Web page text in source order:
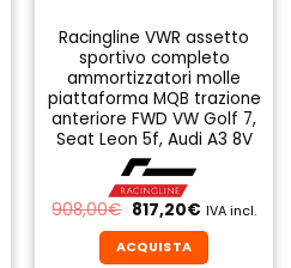
Racingline VWR assetto
sportivo completo
ammortizzatori molle
piattaforma MQB trazione
anteriore FWD VW Golf 7,
Seat Leon 5f, Audi A3 8V
908,00€ Il
prezzo
originale
era:
817,20€Il
attuale
è:
IVA incl.
ACQUISTA